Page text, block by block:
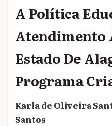
A Política
Atendimento
Estado De
Programa
Karla de Oliveira
Santos